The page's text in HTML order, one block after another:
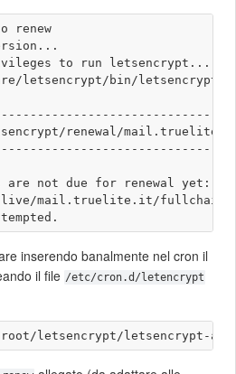
renew
to run letsencrypt...
letsencrypt/bin/letsencrypt
renewal/
are not due for renewal yet:
mail.truelite.it/
inserendo banalmente nel cron il
il file /etc/cron.d/letencrypt